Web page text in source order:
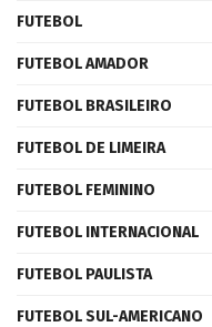
FUTEBOL
FUTEBOL AMADOR
FUTEBOL BRASILEIRO
FUTEBOL DE LIMEIRA
FUTEBOL FEMININO
FUTEBOL INTERNACIONAL
FUTEBOL PAULISTA
FUTEBOL SUL-AMERICANO